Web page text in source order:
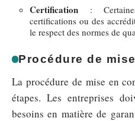
Certification :
certifications ou des
le respect des normes de
Procédure de
La procédure de mise en
étapes. Les entreprises
besoins en matière de